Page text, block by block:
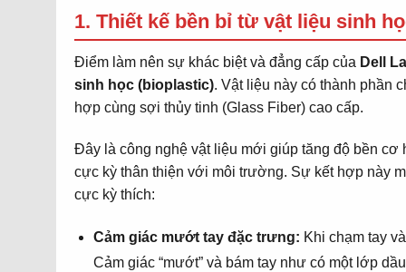
1. Thiết kế bền bỉ từ vật liệu sinh
Điểm làm nên sự khác biệt và đẳng cấp của Dell
sinh học (bioplastic). Vật liệu này có thành phần
hợp cùng sợi thủy tinh (Glass Fiber) cao cấp.
Đây là công nghệ vật liệu mới giúp tăng độ bền
cực kỳ thân thiện với môi trường. Sự kết hợp này
cực kỳ thích:
Cảm giác mướt tay đặc trưng: Khi chạm tay
Cảm giác “mướt” và bám tay như có một lớp